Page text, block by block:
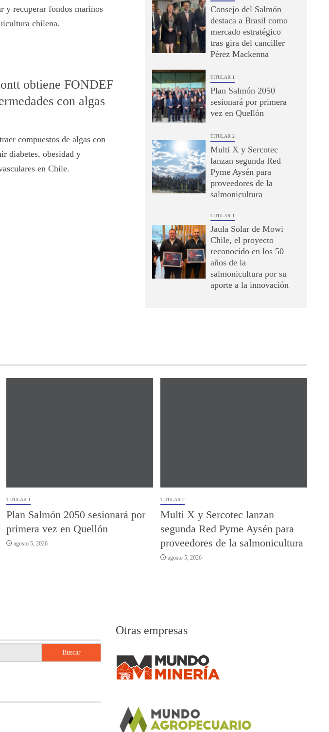
y recuperar fondos marinos
chilena.
obtiene FONDEF
con algas
compuestos de algas con
diabetes, obesidad y
en Chile.
Consejo del Salmón
destaca a Brasil como
mercado estratégico
tras gira del canciller
Pérez Mackenna
TITULAR 1
Plan Salmón 2050
sesionará por primera
vez en Quellón
TITULAR 2
Multi X y Sercotec
lanzan segunda Red
Pyme Aysén para
proveedores de la
salmonicultura
TITULAR 1
Jaula Solar de Mowi
Chile, el proyecto
reconocido en los 50
años de la
salmonicultura por su
aporte a la innovación
TITULAR 1
Plan Salmón 2050 sesionará por
primera vez en Quellón
agosto 5, 2026
TITULAR 2
Multi X y Sercotec lanzan
segunda Red Pyme Aysén para
proveedores de la salmonicultura
agosto 5, 2026
Buscar
Otras empresas